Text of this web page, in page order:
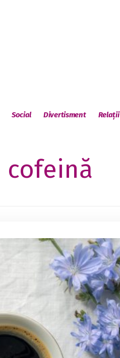
Social Divertisment Relații
cofeină